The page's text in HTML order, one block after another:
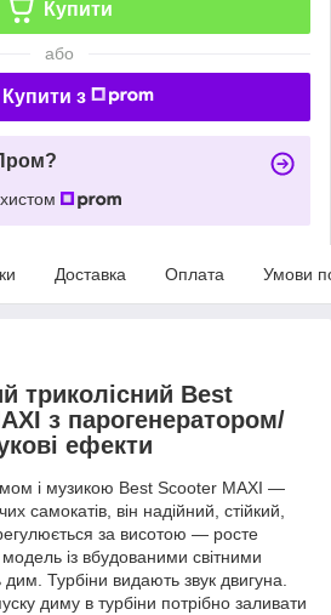
Купити
або
Купити з
Доставка Оплата Умови
триколісний Best
з парогенератором/
ефекти
і музикою Best Scooter MAXI —
самокатів, він надійний, стійкий,
за висотою — росте
із вбудованими світними
Турбіни видають звук двигуна.
диму в турбіни потрібно заливати